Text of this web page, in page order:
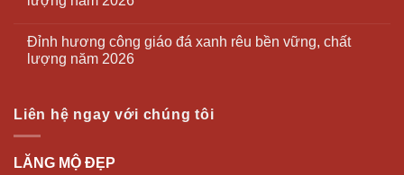
Đỉnh hương công giáo đá xanh rêu bền vững, chất
lượng năm 2026
Liên hệ ngay với chúng tôi
LĂNG MỘ ĐẸP